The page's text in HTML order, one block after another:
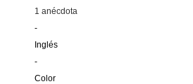
1 anécdota
-
Inglés
-
Color